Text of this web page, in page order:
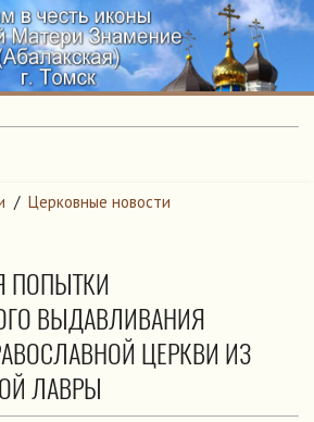
/ Церковные новости
ПОПЫТКИ
ВЫДАВЛИВАНИЯ
ЦЕРКВИ ИЗ
ЛАВРЫ